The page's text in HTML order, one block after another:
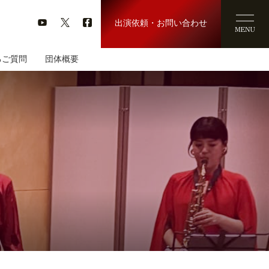
出演依頼・お問い合わせ
質問 団体概要